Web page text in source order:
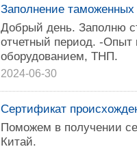
Заполнение
Добрый день. Заполню
отчетный период. -
оборудованием, ТНП.
2024-06-30
Сертификат
Поможем в получении
Китай.